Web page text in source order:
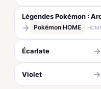
Légendes Pokémon :
→ Pokémon HOME
Écarlate →
Violet →